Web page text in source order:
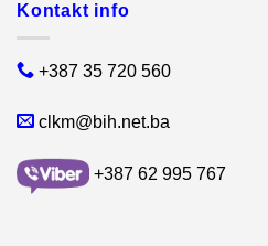
Kontakt info
+387 35 720 560
clkm@bih.net.ba
+387 62 995 767